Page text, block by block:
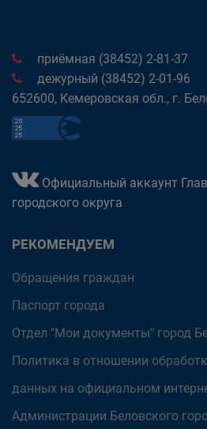
приёмная (38452) 2-81-37
дежурный (38452) 2-01-96
652600, Кемеровская обл., г.
Официальный аккаунт
городского округа
РЕКОМЕНДУЕМ
Обращения граждан
Паспорт города
Отдел "Мои документы" город
Политика в отношении
данных на официальном
Администрации Беловского